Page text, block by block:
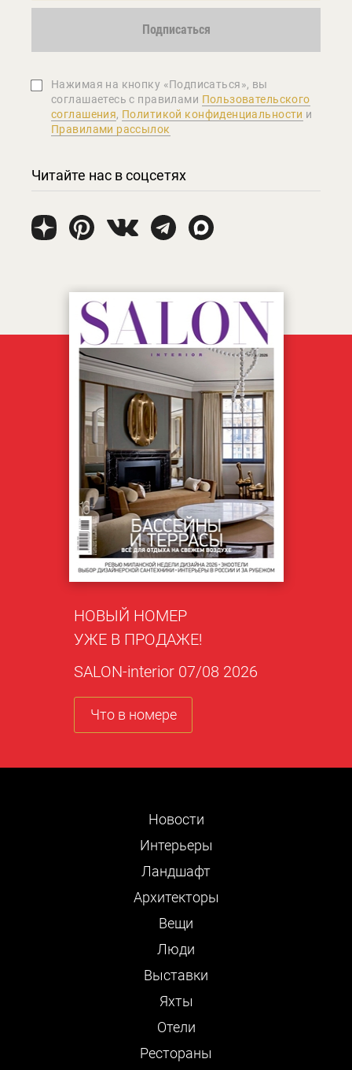
Подписаться
Нажимая на кнопку «Подписаться», вы
соглашаетеcь с правилами Пользовательского
соглашения, Политикой конфиденциальности и
Правилами рассылок
Читайте нас в соцсетях
НОВЫЙ НОМЕР
УЖЕ В ПРОДАЖЕ!
SALON-interior 07/08 2026
Что в номере
Новости
Интерьеры
Ландшафт
Архитекторы
Вещи
Люди
Выставки
Яхты
Отели
Рестораны